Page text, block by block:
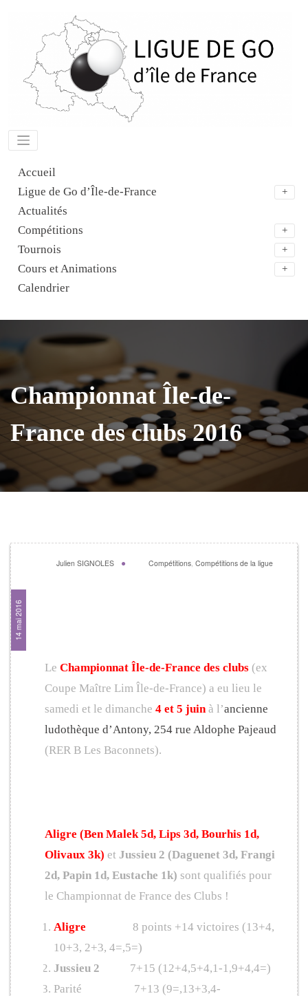
Accueil
Ligue de Go d’Île-de-France
Actualités
Compétitions
Tournois
Cours et Animations
Calendrier
Championnat Île-de-
France des clubs 2016
14 mai 2016
Julien SIGNOLES Compétitions, Compétitions de la ligue
Le Championnat Île-de-France des clubs(ex
Coupe Maître Lim Île-de-France) a eu lieu le
samedi et le dimanche 4 et 5 juinà l’ancienne
ludothèque d’Antony, 254 rue Aldophe Pajeaud
(RER B Les Baconnets).
Aligre (Ben Malek 5d, Lips 3d, Bourhis 1d,
Olivaux 3k) et Jussieu 2 (Daguenet 3d, Frangi
2d, Papin 1d, Eustache 1k) sont qualifiés pour
le Championnat de France des Clubs !
Aligre 8 points +14 victoires (13+4,
10+3, 2+3, 4=,5=)
Jussieu 2 7+15 (12+4,5+4,1-1,9+4,4=)
Parité 7+13 (9=,13+3,4-